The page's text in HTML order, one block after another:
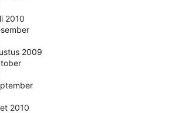
2010
2009
2010